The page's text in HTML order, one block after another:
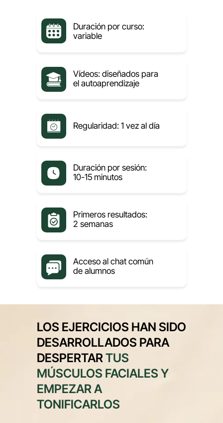
Duración por curso:
variable
Primeros resultados:
2 semanas
Vídeos: diseñados para
el autoaprendizaje
Regularidad: 1 vez al día
Acceso al chat común
de alumnos
Duración por sesión:
10-15 minutos
LOS EJERCICIOS HAN SIDO
DESARROLLADOS PARA
DESPERTARTUS
MÚSCULOS FACIALES Y
EMPEZAR A
TONIFICARLOS